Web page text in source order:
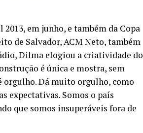
em junho, e também da Copa
de Salvador, ACM Neto, também
Dilma elogiou a criatividade do
é única e mostra, sem
orgulho. Dá muito orgulho, como
expectativas. Somos o país
que somos insuperáveis fora de